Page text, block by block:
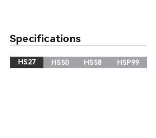
Specifications
HS27 HS50 HS58 HSP99